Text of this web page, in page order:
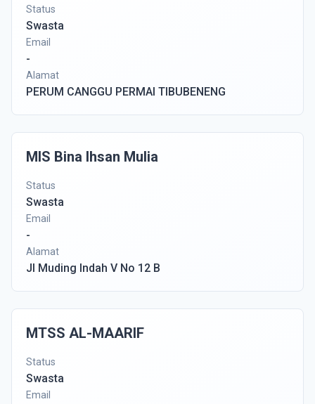
Status
Swasta
Email
-
Alamat
PERUM CANGGU PERMAI TIBUBENENG
MIS Bina Ihsan Mulia
Status
Swasta
Email
-
Alamat
Jl Muding Indah V No 12 B
MTSS AL-MAARIF
Status
Swasta
Email